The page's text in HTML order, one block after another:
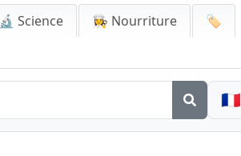
🔬 Science 👩‍🍳 Nourriture
🏷️
🇫🇷